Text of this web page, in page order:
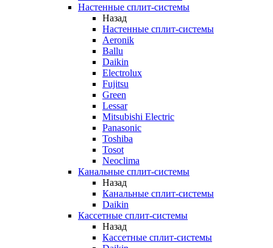
Настенные сплит-системы
Назад
Настенные сплит-системы
Aeronik
Ballu
Daikin
Electrolux
Fujitsu
Green
Lessar
Mitsubishi Electric
Panasonic
Toshiba
Tosot
Neoclima
Канальные сплит-системы
Назад
Канальные сплит-системы
Daikin
Кассетные сплит-системы
Назад
Кассетные сплит-системы